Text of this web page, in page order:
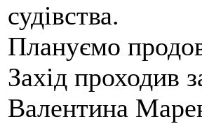
судівства.
Плануємо
Захід проходив
Валентина